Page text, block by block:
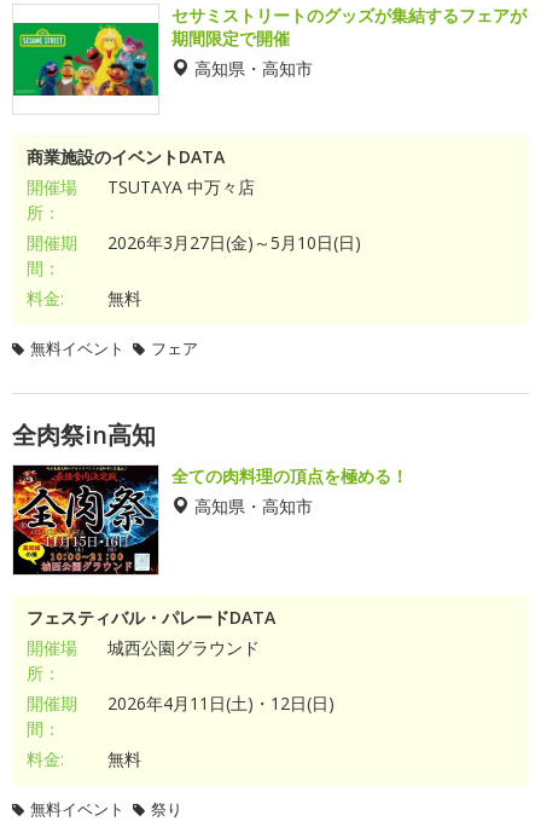
セサミストリートのグッズが集結するフェアが
期間限定で開催
高知県・高知市
商業施設のイベントDATA
開催場
所：
TSUTAYA 中万々店
開催期
間：
2026年3月27日(金)～5月10日(日)
料金: 無料
無料イベント フェア
全肉祭in高知
全ての肉料理の頂点を極める！
高知県・高知市
フェスティバル・パレードDATA
開催場
所：
城西公園グラウンド
開催期
間：
2026年4月11日(土)・12日(日)
料金: 無料
無料イベント 祭り